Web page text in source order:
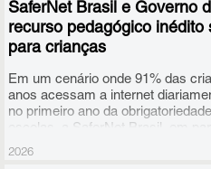
SaferNet Brasil e Governo
recurso pedagógico inédito
para crianças
Em um cenário onde 91% das
anos acessam a internet
no primeiro ano da
escolas, a SaferNet Brasil, em
Unido, anuncia o lançamento de
2026